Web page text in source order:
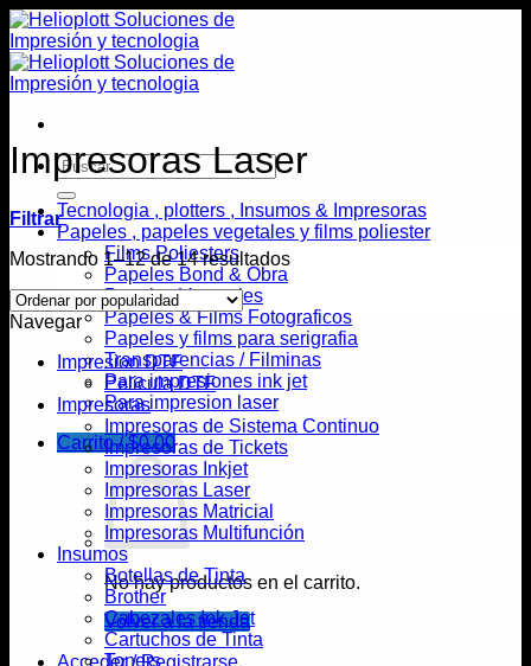
Saltar
al
contenido
Buscar
por:
Tecnologia , plotters , Insumos & Impresoras
Papeles , papeles vegetales y films poliester
Films Poliesters
Papeles Bond & Obra
Papeles Vegetales
Papeles & Films Fotograficos
Papeles y films para serigrafia
Transparencias / Filminas
Para impresiones ink jet
Para impresion laser
Carrito /$0,00
No hay productos en el carrito.
Volver a la tienda
Acceder / Registrarse
Impresoras Laser
Filtrar
Mostrando 1–12 de 14 resultadosOrdenado
Navegar
Impresion DTF
Pelicula DTF
Impresoras
Impresoras de Sistema Continuo
Impresoras de Tickets
Impresoras Inkjet
Impresoras Laser
Impresoras Matricial
Impresoras Multifunción
Insumos
Botellas de Tinta
Brother
Cabezales Ink Jet
Cartuchos de Tinta
Toners